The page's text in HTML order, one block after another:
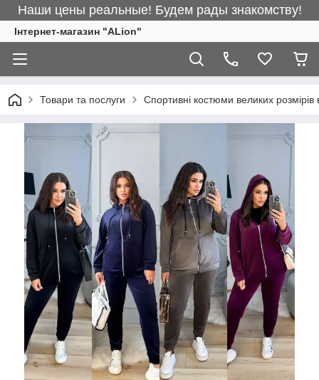
Наши цены реальные! Будем рады знакомству!
Інтернет-магазин "ALіon"
Товари та послуги Спортивні костюми великих розмірів